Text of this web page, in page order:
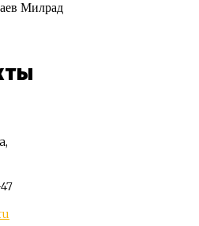
Милрад